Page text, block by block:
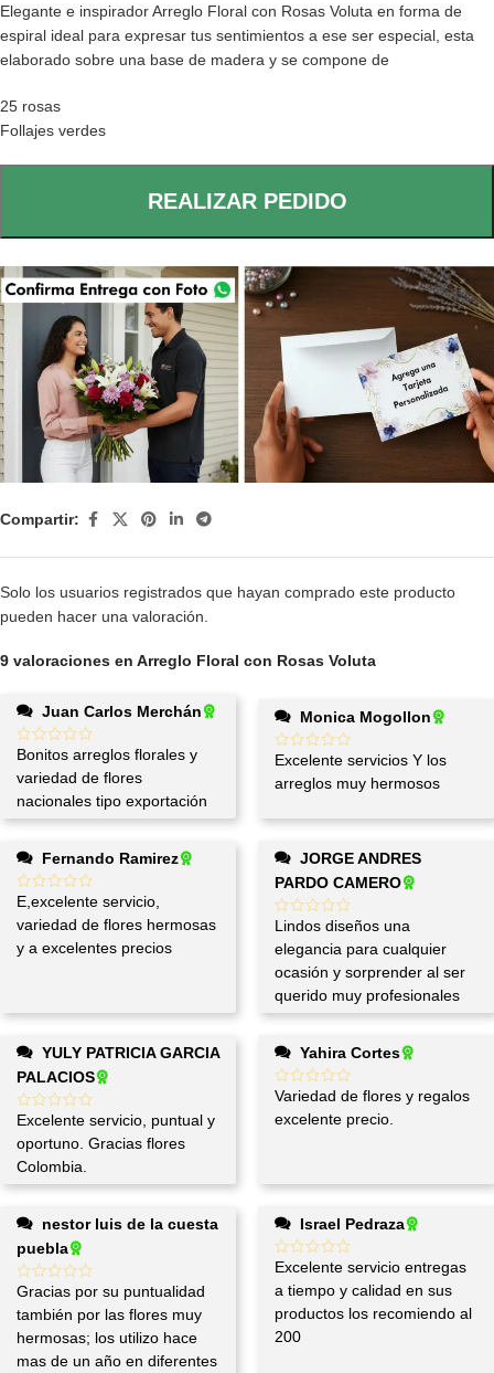
Elegante e inspirador Arreglo Floral con Rosas Voluta en forma de
espiral ideal para expresar tus sentimientos a ese ser especial, esta
elaborado sobre una base de madera y se compone de
25 rosas
Follajes verdes
REALIZAR PEDIDO
Compartir:
9 valoraciones en Arreglo Floral con Rosas Voluta
Juan Carlos Merchán
Bonitos arreglos florales y
variedad de flores
nacionales tipo exportación
Monica Mogollon
Excelente servicios Y los
arreglos muy hermosos
Fernando Ramirez
E,excelente servicio,
variedad de flores hermosas
y a excelentes precios
PARDO CAMERO
Lindos diseños una
elegancia para cualquier
ocasión y sorprender al ser
querido muy profesionales
PALACIOS
Excelente servicio, puntual y
oportuno. Gracias flores
Colombia.
Yahira Cortes
Variedad de flores y regalos
excelente precio.
puebla
Gracias por su puntualidad
también por las flores muy
hermosas; los utilizo hace
mas de un año en diferentes
Israel Pedraza
Excelente servicio entregas
a tiempo y calidad en sus
productos los recomiendo al
200
Solo los usuarios registrados que hayan comprado este producto
pueden hacer una valoración.